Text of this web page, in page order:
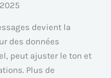
devient la
des données
peut ajuster le ton et
Plus de